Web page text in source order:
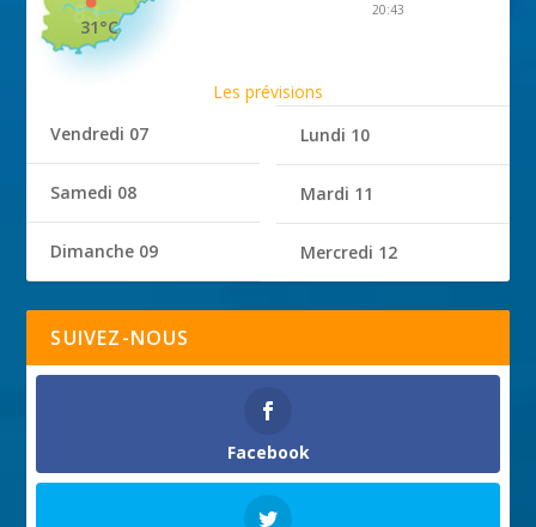
31°C
20:43
Les prévisions
Vendredi 07
Samedi 08
Dimanche 09
Lundi 10
Mardi 11
Mercredi 12
SUIVEZ-NOUS
Facebook